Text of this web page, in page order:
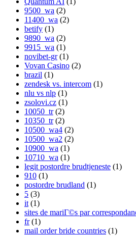
9500_wa (2)
11400_wa (2)
betify (1)
9890_wa (2)
9915_wa (1)
novibet-gr(1)
Vovan Casino (2)
brazil (1)
zendesk vs. intercom (1)
nlu vs nlp (1)
zsolovi.cz (1)
10050_tr(2)
10350_tr(2)
10500_wa4 (2)
10500_wa2 (2)
10900_wa (1)
10710_wa (1)
legit postordre brudtjeneste (1)
910 (1)
postordre brudland (1)
5 (3)
it(1)
sites de mariГ©s par
fr(1)
mail order bride countries (1)